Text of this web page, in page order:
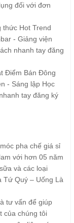
đối với đơn
thức Hot Trend
- Giảng viện
nhanh tay đăng
Điểm Bán Đông
- Sáng lập Học
tay đăng ký
pha chế giá sỉ
với hơn 05 năm
và các loại
Tứ Quý – Uống Là
tư vấn để giúp
của chúng tôi